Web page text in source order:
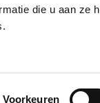
die u aan ze
Voorkeuren